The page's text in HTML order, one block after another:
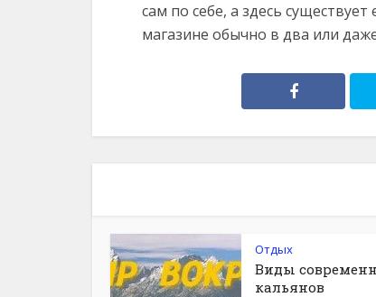
сам по себе, а здесь
магазине обычно в два или
Отдых
Виды
кальянов